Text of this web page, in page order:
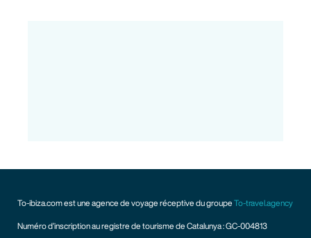
To-ibiza.com est une agence de voyage réceptive du groupe To-travel.agency
Numéro d’inscription au registre de tourisme de Catalunya : GC-004813